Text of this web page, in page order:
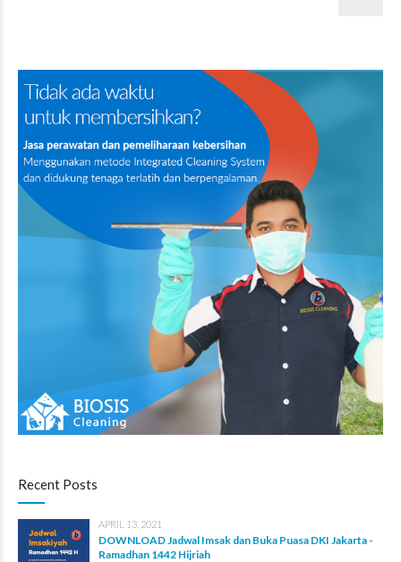
Recent Posts
APRIL 13, 2021
DOWNLOAD Jadwal Imsak dan Buka Puasa DKI Jakarta -
Ramadhan 1442 Hijriah